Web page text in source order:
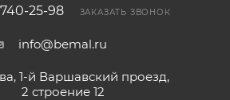
25-98 ЗАКАЗАТЬ ЗВОНОК
info@bemal.ru
1-й Варшавский проезд,
2 строение 12